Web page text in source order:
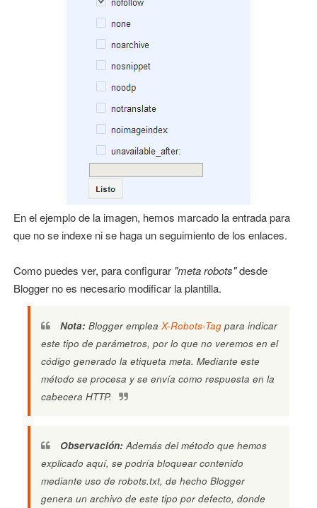
En el ejemplo de la imagen, hemos marcado la entrada para
que no se indexe ni se haga un seguimiento de los enlaces.
Como puedes ver, para configurar "meta robots"desde
Blogger no es necesario modificar la plantilla.
Nota: Blogger emplea X-Robots-Tagpara indicar
este tipo de parámetros, por lo que no veremos en el
código generado la etiqueta meta. Mediante este
método se procesa y se envía como respuesta en la
cabecera HTTP.
Observación: Además del método que hemos
explicado aquí, se podría bloquear contenido
mediante uso de robots.txt, de hecho Blogger
genera un archivo de este tipo por defecto, donde